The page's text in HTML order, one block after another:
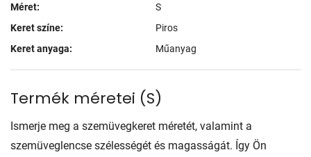
Méret:
S
Keret színe:
Piros
Keret anyaga:
Műanyag
Termék méretei (S)
Ismerje meg a szemüvegkeret méretét, valamint a
szemüveglencse szélességét és magasságát. Így Ön